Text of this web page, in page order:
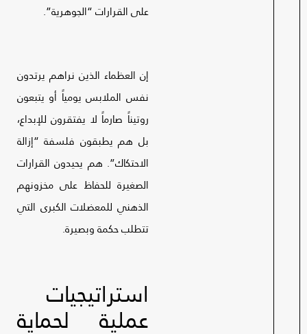
على القرارات “الجوهرية”.
إن العظماء الذين نراهم يرتدون
نفس الملابس يومياً أو يتبعون
روتيناً صارماً لا يفتقرون للإبداع،
بل هم يطبقون فلسفة “إزالة
الاحتكاك”. هم يحيدون القرارات
الصغيرة للحفاظ على مخزونهم
الذهني للمعضلات الكبرى التي
تتطلب حكمة وبصيرة.
استراتيجيات
عملية لحماية